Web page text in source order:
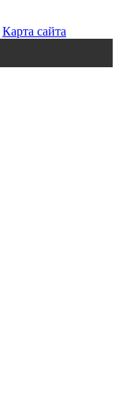
Карта сайта